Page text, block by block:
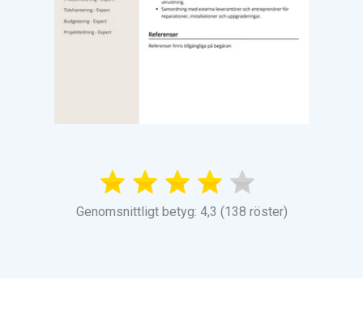
Genomsnittligt betyg: 4,3 (138 röster)